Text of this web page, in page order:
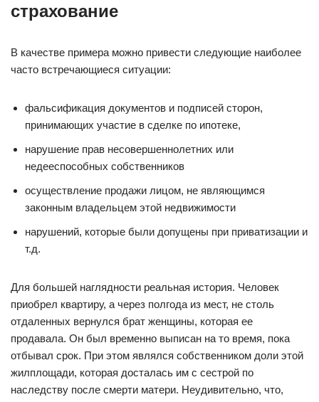
страхование
В качестве примера можно привести следующие наиболее
часто встречающиеся ситуации:
фальсификация документов и подписей сторон,
принимающих участие в сделке по ипотеке,
нарушение прав несовершеннолетних или
недееспособных собственников
осуществление продажи лицом, не являющимся
законным владельцем этой недвижимости
нарушений, которые были допущены при приватизации и
т.д.
Для большей наглядности реальная история. Человек
приобрел квартиру, а через полгода из мест, не столь
отдаленных вернулся брат женщины, которая ее
продавала. Он был временно выписан на то время, пока
отбывал срок. При этом являлся собственником доли этой
жилплощади, которая досталась им с сестрой по
наследству после смерти матери. Неудивительно, что,